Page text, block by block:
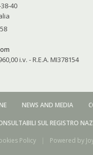
40
i.v. - R.E.A. MI378154
NEWS AND MEDIA
SUL REGISTRO
Policy | Powered by